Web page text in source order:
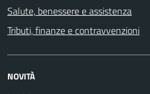
Salute, benessere e assistenza
Tributi, finanze e contravvenzioni
NOVITÀ